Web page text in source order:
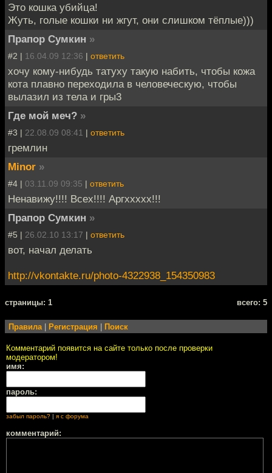
Это кошка убийца!
Жуть, голые кошки ни жгут, они слишком тёплые)))
Прапор Сумкин »
#2 | 16.04.09 12:36 | ответить
хочу кому-нибудь татуху такую набить, чтобы кожа
кота плавно переходила в человеческую, чтобы
вылазил из тела и гры3
Где мой меч? »
#3 | 22.08.09 08:41 | ответить
гремлин
Minor »
#4 | 03.11.09 09:35 | ответить
Ненавижу!!!! Всех!!!! Аргххххх!!!
Прапор Сумкин »
#5 | 26.02.10 13:17 | ответить
вот, начал делать
http://vkontakte.ru/photo-4322938_154350983
cтраницы: 1 всего: 5
Правила| Регистрация Поиск
Комментарий появится на сайте только после проверки
модератором!
имя:
пароль:
забыл пароль? | я с форума
комментарий: